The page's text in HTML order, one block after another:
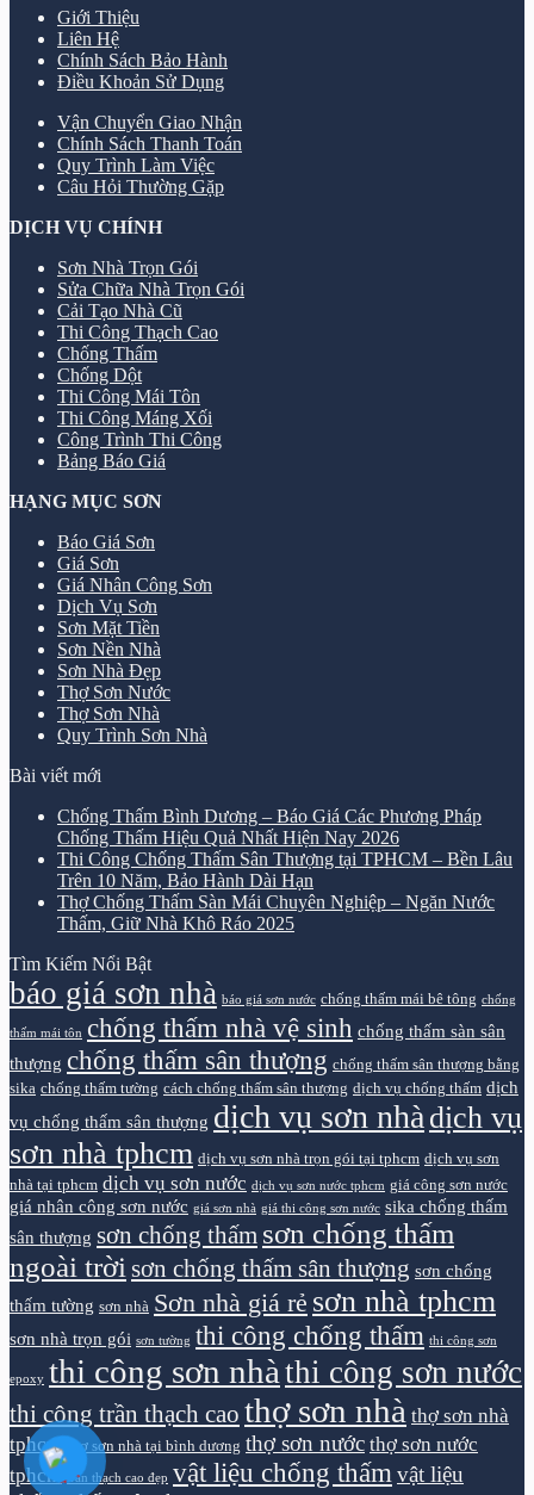
Giới Thiệu
Liên Hệ
Chính Sách Bảo Hành
Điều Khoản Sử Dụng
Vận Chuyển Giao Nhận
Chính Sách Thanh Toán
Quy Trình Làm Việc
Câu Hỏi Thường Gặp
DỊCH VỤ CHÍNH
Sơn Nhà Trọn Gói
Sửa Chữa Nhà Trọn Gói
Cải Tạo Nhà Cũ
Thi Công Thạch Cao
Chống Thấm
Chống Dột
Thi Công Mái Tôn
Thi Công Máng Xối
Công Trình Thi Công
Bảng Báo Giá
HẠNG MỤC SƠN
Báo Giá Sơn
Giá Sơn
Giá Nhân Công Sơn
Dịch Vụ Sơn
Sơn Mặt Tiền
Sơn Nền Nhà
Sơn Nhà Đẹp
Thợ Sơn Nước
Thợ Sơn Nhà
Quy Trình Sơn Nhà
Bài viết mới
Chống Thấm Bình Dương – Báo Giá Các Phương Pháp
Chống Thấm Hiệu Quả Nhất Hiện Nay 2026
Thi Công Chống Thấm Sân Thượng tại TPHCM – Bền Lâu
Trên 10 Năm, Bảo Hành Dài Hạn
Thợ Chống Thấm Sàn Mái Chuyên Nghiệp – Ngăn Nước
Thấm, Giữ Nhà Khô Ráo 2025
Tìm Kiếm Nổi Bật
báo giá sơn nhà báo giá sơn nước chống thấm mái bê tông chống
thấm mái tôn chống thấm nhà vệ sinh chống thấm sàn sân
thượng chống thấm sân thượng chống thấm sân thượng bằng
sika chống thấm tường cách chống thấm sân thượng dịch vụ chống thấm dịch
vụ chống thấm sân thượng dịch vụ sơn nhà dịch vụ
sơn nhà tphcm dịch vụ sơn nhà trọn gói tại tphcm dịch vụ sơn
nhà tại tphcm dịch vụ sơn nước dịch vụ sơn nước tphcm giá công sơn nước
giá nhân công sơn nước giá sơn nhà giá thi công sơn nước sika chống thấm
sân thượng sơn chống thấm sơn chống thấm
ngoài trời sơn chống thấm sân thượng sơn chống
thấm tường sơn nhà Sơn nhà giá rẻ sơn nhà tphcm
sơn nhà trọn gói sơn tường thi công chống thấm thi công sơn
epoxy thi công sơn nhà thi công sơn nước
thi công trần thạch cao thợ sơn nhà thợ sơn nhà
tphcm
thợ sơn nhà tại bình dương thợ sơn nước thợ sơn nước
tphcm
trần thạch cao đẹp vật liệu chống thấm vật liệu